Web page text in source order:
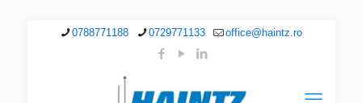
0788771188 0729771133 office@haintz.ro